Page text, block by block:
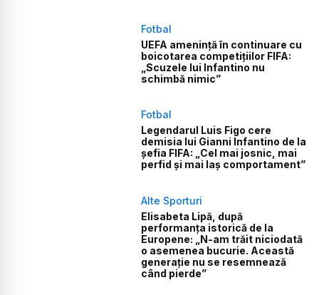
Fotbal
UEFA amenință în continuare cu
boicotarea competițiilor FIFA:
„Scuzele lui Infantino nu
schimbă nimic”
Fotbal
Legendarul Luis Figo cere
demisia lui Gianni Infantino de la
șefia FIFA: „Cel mai josnic, mai
perfid și mai laș comportament”
Alte Sporturi
Elisabeta Lipă, după
performanța istorică de la
Europene: „N-am trăit niciodată
o asemenea bucurie. Această
generație nu se resemnează
când pierde”